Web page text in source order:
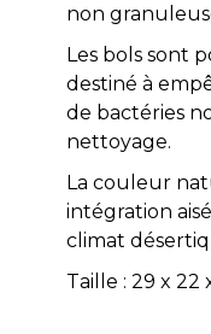
non
Les bols sont
destiné à
de bactéries
nettoyage.
La couleur
intégration
climat
Taille : 29 x 22